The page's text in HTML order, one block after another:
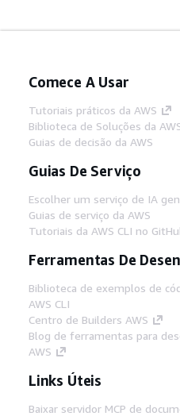
Comece A Usar
Tutoriais práticos da AWS
Biblioteca de Soluções da
Guias de decisão da AWS
Guias De Serviço
Escolher um serviço de IA
Guias de serviço da AWS
Tutoriais da AWS CLI no
Ferramentas De
Biblioteca de exemplos de
AWS CLI
Centro de Builders AWS
Blog de ferramentas para
AWS
Links Úteis
Baixar servidor MCP de